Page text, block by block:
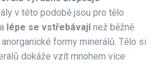
v této podobě jsou pro tělo
lépe se vstřebávajínež běžně
formy minerálů. Tělo si
dokáže vzít mnohem více